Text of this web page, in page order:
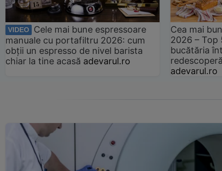
VIDEO
Cele mai bune espressoare
manuale cu portafiltru 2026: cum
obții un espresso de nivel barista
chiar la tine acasă adevarul.ro
Cea mai
2026 –
bucătăria
adevarul.ro